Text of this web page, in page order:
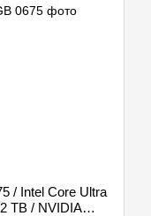
/ Intel Core Ultra
TB / NVIDIA